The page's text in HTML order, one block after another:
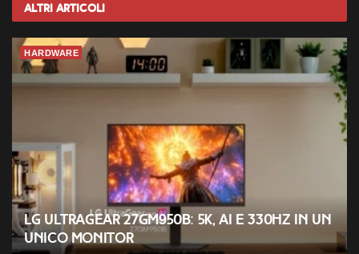
Altri Articoli
HARDWARE
LG UltraGear 27GM950B: 5K, AI e 330Hz in un
unico monitor